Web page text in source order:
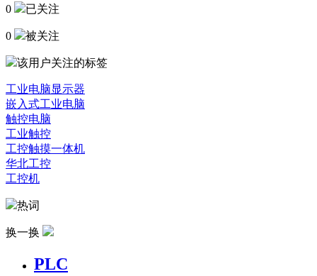
0 已关注
0 被关注
该用户关注的标签
工业电脑显示器
嵌入式工业电脑
触控电脑
工业触控
工控触摸一体机
华北工控
工控机
热词
换一换
PLC